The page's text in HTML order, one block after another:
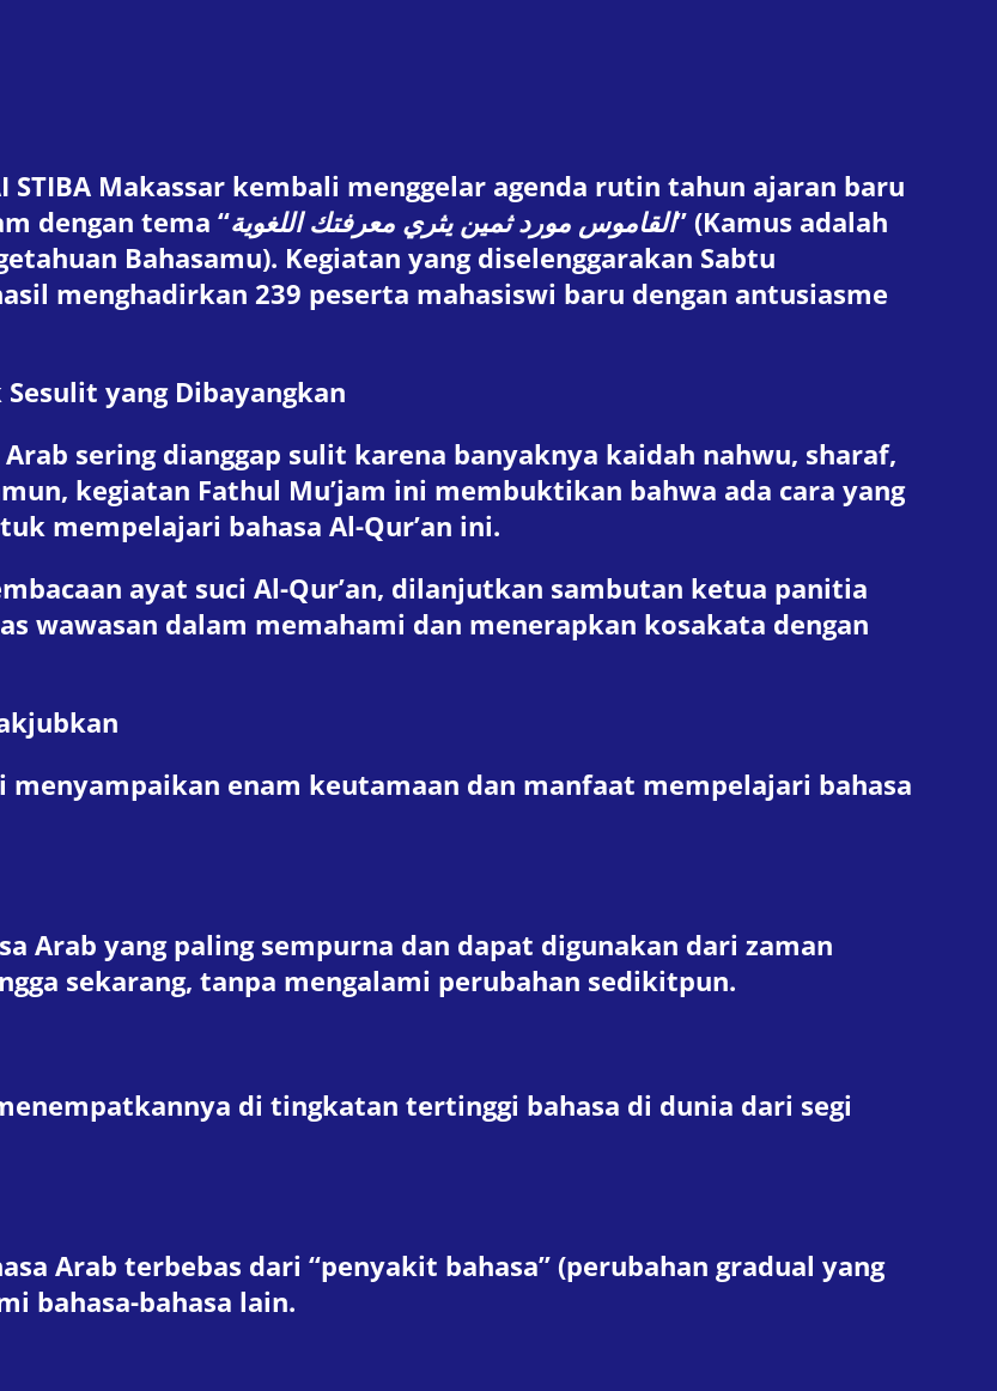
STIBA Makassar kembali menggelar agenda rutin tahun ajaran baru
dengan tema “القاموس مورد ثمين يثري معرفتك اللغوية” (Kamus adalah
Bahasamu). Kegiatan yang diselenggarakan Sabtu
menghadirkan 239 peserta mahasiswi baru dengan antusiasme
yang Dibayangkan
sering dianggap sulit karena banyaknya kaidah nahwu, sharaf,
kegiatan Fathul Mu’jam ini membuktikan bahwa ada cara yang
mempelajari bahasa Al-Qur’an ini.
ayat suci Al-Qur’an, dilanjutkan sambutan ketua panitia
wawasan dalam memahami dan menerapkan kosakata dengan
enam keutamaan dan manfaat mempelajari bahasa
Arab yang paling sempurna dan dapat digunakan dari zaman
sekarang, tanpa mengalami perubahan sedikitpun.
di tingkatan tertinggi bahasa di dunia dari segi
Arab terbebas dari “penyakit bahasa” (perubahan gradual yang
bahasa-bahasa lain.